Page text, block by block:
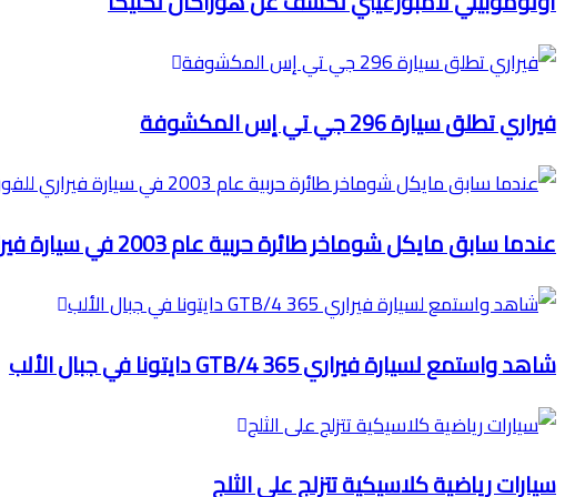
فيراري تطلق سيارة 296 جي تي إس المكشوفة
عندما سابق مايكل شوماخر طائرة حربية عام 2003 في سيارة فيراري للفورمولا 1
شاهد واستمع لسيارة فيراري 365 GTB/4 دايتونا في جبال الألب
سيارات رياضية كلاسيكية تتزلج على الثلج